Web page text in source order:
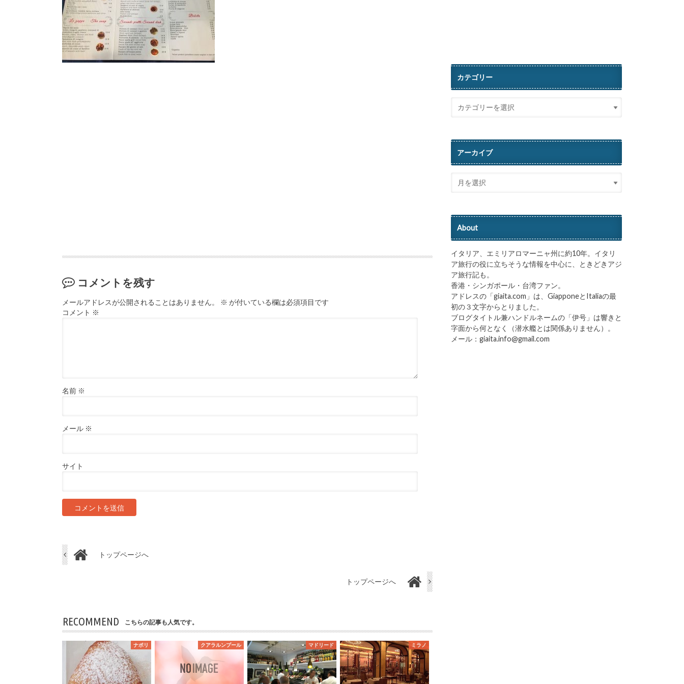
コメントを残す
メールアドレスが公開されることはありません。 ※ が付いている欄は必須項目です
コメント ※
名前 ※
メール ※
サイト
トップページへ
トップページへ
RECOMMEND こちらの記事も人気です。
ナポリ クアラルンプール マドリード ミラノ
カテゴリー
アーカイブ
About
イタリア、エミリアロマーニャ州に約10年。イタリ
ア旅行の役に立ちそうな情報を中心に、ときどきアジ
ア旅行記も。
香港・シンガポール・台湾ファン。
アドレスの「giaita.com」は、GiapponeとItaliaの最
初の３文字からとりました。
ブログタイトル兼ハンドルネームの「伊号」は響きと
字面から何となく（潜水艦とは関係ありません）。
メール：giaita.info@gmail.com